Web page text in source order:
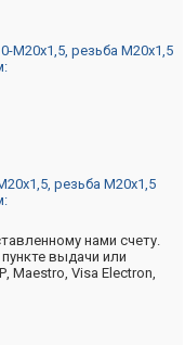
М20х1,5, резьба М20х1,5
резьба М20х1,5
нами счету.
выдачи или
Maestro, Visa Electron,